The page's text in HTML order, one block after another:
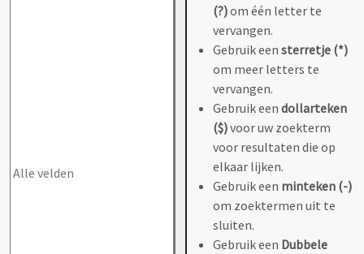
(?)om één letter te
vervangen.
Gebruik een sterretje (*)
om meer letters te
vervangen.
Gebruik een dollarteken
($)voor uw zoekterm
voor resultaten die op
elkaar lijken.
Gebruik een minteken (-)
om zoektermen uit te
sluiten.
Gebruik een Dubbele